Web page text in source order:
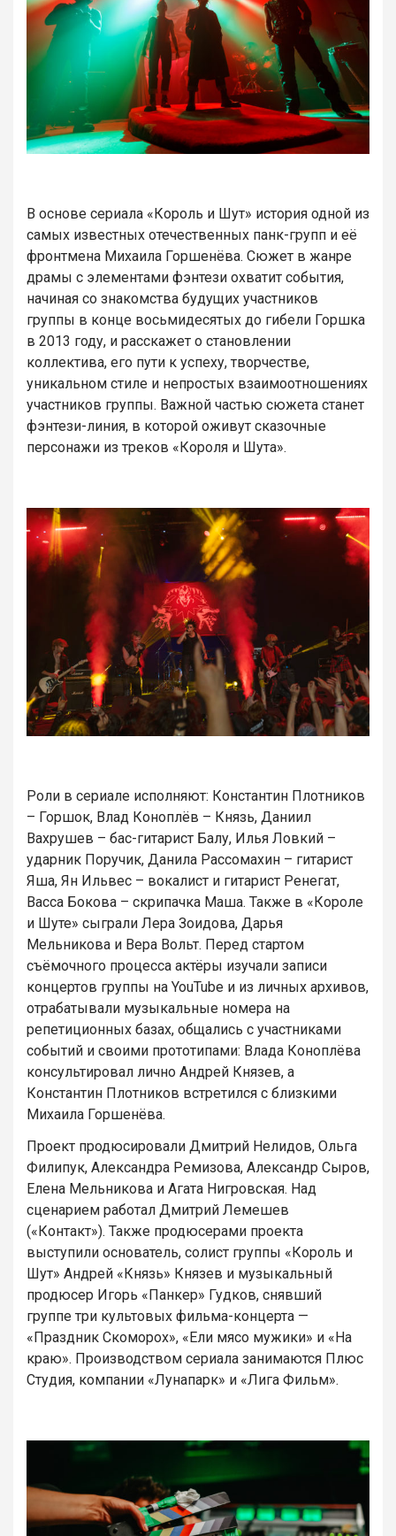
В основе сериала «Король и Шут» история одной из
самых известных отечественных панк-групп и её
фронтмена Михаила Горшенёва. Сюжет в жанре
драмы с элементами фэнтези охватит события,
начиная со знакомства будущих участников
группы в конце восьмидесятых до гибели Горшка
в 2013 году, и расскажет о становлении
коллектива, его пути к успеху, творчестве,
уникальном стиле и непростых взаимоотношениях
участников группы. Важной частью сюжета станет
фэнтези-линия, в которой оживут сказочные
персонажи из треков «Короля и Шута».
Роли в сериале исполняют: Константин Плотников
– Горшок, Влад Коноплёв – Князь, Даниил
Вахрушев – бас-гитарист Балу, Илья Ловкий –
ударник Поручик, Данила Рассомахин – гитарист
Яша, Ян Ильвес – вокалист и гитарист Ренегат,
Васса Бокова – скрипачка Маша. Также в «Короле
и Шуте» сыграли Лера Зоидова, Дарья
Мельникова и Вера Вольт. Перед стартом
съёмочного процесса актёры изучали записи
концертов группы на YouTube и из личных архивов,
отрабатывали музыкальные номера на
репетиционных базах, общались с участниками
событий и своими прототипами: Влада Коноплёва
консультировал лично Андрей Князев, а
Константин Плотников встретился с близкими
Михаила Горшенёва.
Проект продюсировали Дмитрий Нелидов, Ольга
Филипук, Александра Ремизова, Александр Сыров,
Елена Мельникова и Агата Нигровская. Над
сценарием работал Дмитрий Лемешев
(«Контакт»). Также продюсерами проекта
выступили основатель, солист группы «Король и
Шут» Андрей «Князь» Князев и музыкальный
продюсер Игорь «Панкер» Гудков, снявший
группе три культовых фильма-концерта —
«Праздник Скоморох», «Ели мясо мужики» и «На
краю». Производством сериала занимаются Плюс
Студия, компании «Лунапарк» и «Лига Фильм».